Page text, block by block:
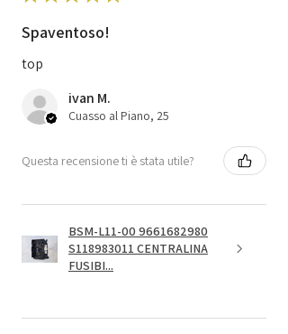
Spaventoso!
top
ivan M.
Cuasso al Piano, 25
Questa recensione ti è stata utile?
BSM-L11-00 9661682980
S118983011 CENTRALINA
FUSIBI...